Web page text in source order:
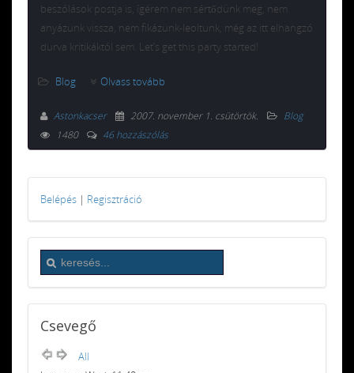
beszólások postja is, ígérem nem sértődünk meg, nem
anyázunk vissza, nem fikázunk-leoltunk, még az itt elhangzó
durva kritikáktól sem. Let’s get this party started!
Blog Olvass tovább
Astonkacser 2007. november 1. csütörtök.
Blog
1480
46 hozzászólás
Belépés | Regisztráció
Csevegő
All